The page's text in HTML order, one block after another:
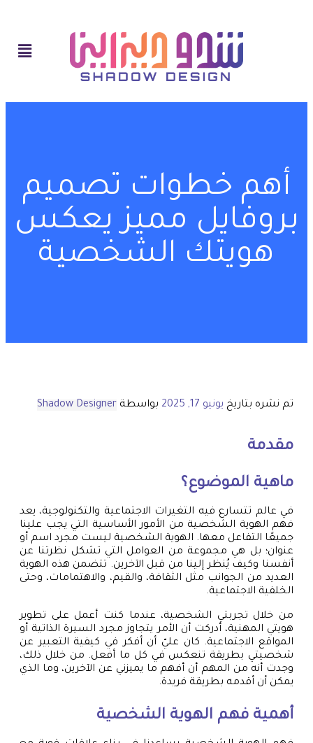
أهم خطوات تصميم
بروفايل مميز يعكس
هويتك الشخصية
تم نشره بتاريخ يونيو 17, 2025 بواسطة Shadow Designer
مقدمة
ماهية الموضوع؟
في عالم تتسارع فيه التغيرات الاجتماعية والتكنولوجية، يعد
فهم الهوية الشخصية من الأمور الأساسية التي يجب علينا
جميعًا التفاعل معها. الهوية الشخصية ليست مجرد اسم أو
عنوان؛ بل هي مجموعة من العوامل التي تشكل نظرتنا عن
أنفسنا وكيف يُنظر إلينا من قبل الآخرين. تتضمن هذه الهوية
العديد من الجوانب مثل الثقافة، والقيم، والاهتمامات، وحتى
الخلفية الاجتماعية.
من خلال تجربتي الشخصية، عندما كنت أعمل على تطوير
هويتي المهنية، أدركت أن الأمر يتجاوز مجرد السيرة الذاتية أو
المواقع الاجتماعية. كان عليّ أن أفكر في كيفية التعبير عن
شخصيتي بطريقة تنعكس في كل ما أفعل. من خلال ذلك،
وجدت أنه من المهم أن أفهم ما يميزني عن الآخرين، وما الذي
يمكن أن أقدمه بطريقة فريدة.
أهمية فهم الهوية الشخصية